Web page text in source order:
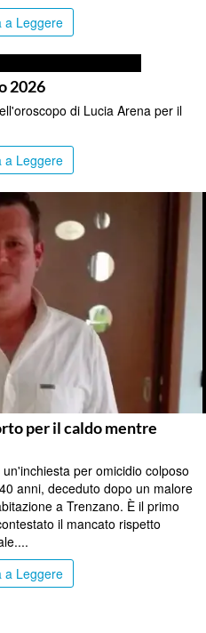
a Leggere
2026
di Lucia Arena per il
a Leggere
per il caldo mentre
per omicidio colposo
anni, deceduto dopo un malore
a Trenzano. È il primo
il mancato rispetto
a Leggere